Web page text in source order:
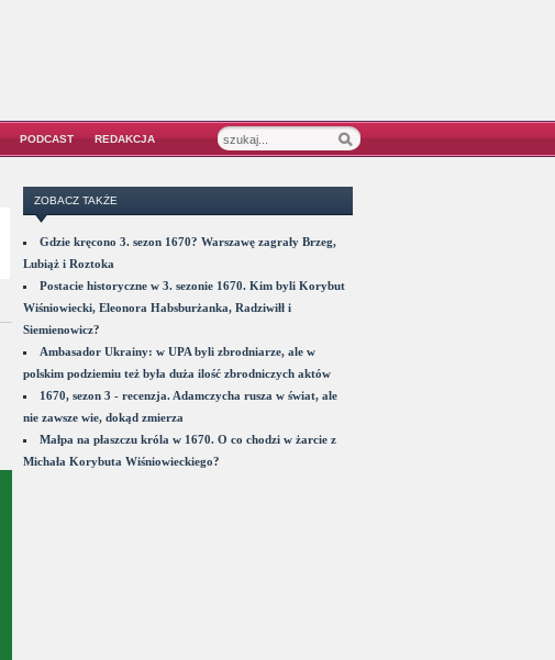
PODCAST REDAKCJA
ZOBACZ TAKŻE
Gdzie kręcono 3. sezon 1670? Warszawę zagrały Brzeg,
Lubiąż i Roztoka
Postacie historyczne w 3. sezonie 1670. Kim byli Korybut
Wiśniowiecki, Eleonora Habsburżanka, Radziwiłł i
Siemienowicz?
Ambasador Ukrainy: w UPA byli zbrodniarze, ale w
polskim podziemiu też była duża ilość zbrodniczych aktów
1670, sezon 3 - recenzja. Adamczycha rusza w świat, ale
nie zawsze wie, dokąd zmierza
Małpa na płaszczu króla w 1670. O co chodzi w żarcie z
Michała Korybuta Wiśniowieckiego?